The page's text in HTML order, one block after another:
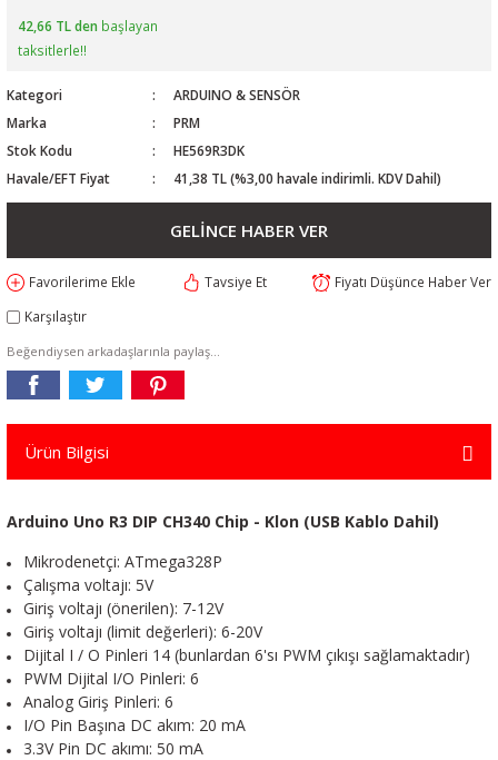
42,66 TL den başlayan
taksitlerle!!
Kategori
ARDUINO & SENSÖR
Marka
PRM
Stok Kodu
HE569R3DK
Havale/EFT Fiyat
41,38 TL (%3,00 havale indirimli. KDV Dahil)
GELİNCE HABER VER
Tavsiye Et
Fiyatı Düşünce Haber Ver
Karşılaştır
Beğendiysen arkadaşlarınla paylaş...
Ürün Bilgisi
Arduino Uno R3 DIP CH340 Chip - Klon (USB Kablo Dahil)
Mikrodenetçi: ATmega328P
Çalışma voltajı: 5V
Giriş voltajı (önerilen): 7-12V
Giriş voltajı (limit değerleri): 6-20V
Dijital I / O Pinleri 14 (bunlardan 6'sı PWM çıkışı sağlamaktadır)
PWM Dijital I/O Pinleri: 6
Analog Giriş Pinleri: 6
I/O Pin Başına DC akım: 20 mA
3.3V Pin DC akımı: 50 mA